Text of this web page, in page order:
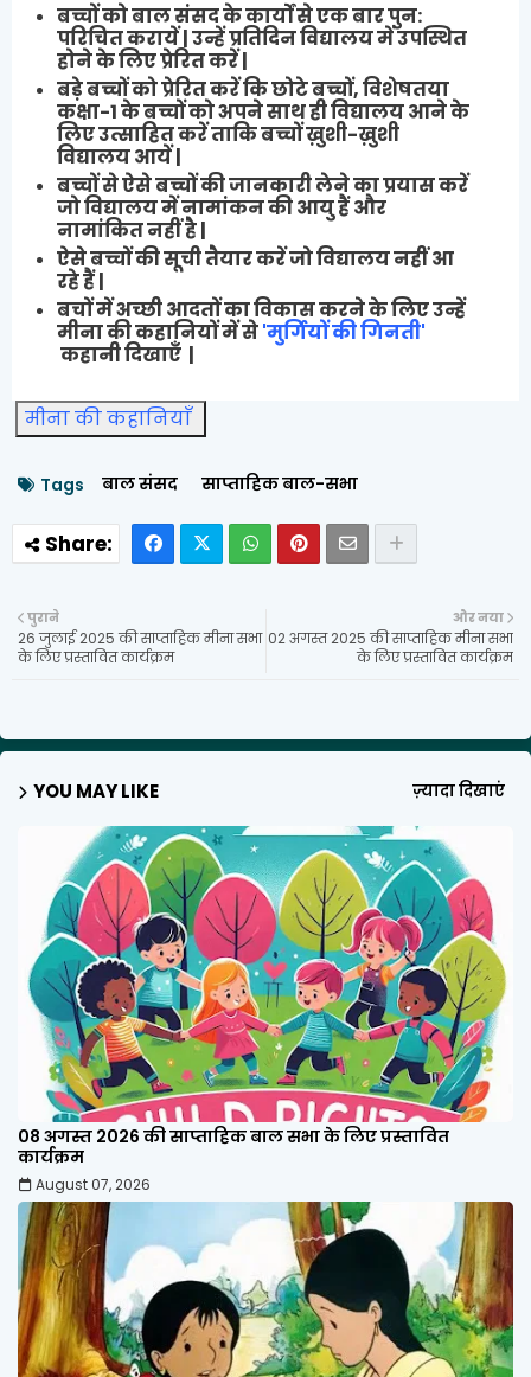
बच्चों को बाल संसद के कार्यों से एक बार पुन:
परिचित करायें | उन्हें प्रतिदिन विद्यालय में उपस्थित
होने के लिए प्रेरित करें |
बड़े बच्चों को प्रेरित करें कि छोटे बच्चों, विशेषतया
कक्षा-1 के बच्चों को अपने साथ ही विद्यालय आने के
लिए उत्साहित करें ताकि बच्चों ख़ुशी-ख़ुशी
विद्यालय आयें |
बच्चों से ऐसे बच्चों की जानकारी लेने का प्रयास करें
जो विद्यालय में नामांकन की आयु हैं और
नामांकित नहीं है |
ऐसे बच्चों की सूची तैयार करें जो विद्यालय नहीं आ
रहे हैं |
बचों में अच्छी आदतों का विकास करने के लिए उन्हें
मीना की कहानियों में से'मुर्गियों की गिनती'
कहानी दिखाएँ |
मीना की कहानियाँ
Tags बाल संसद साप्ताहिक बाल-सभा
और नया
02 अगस्त 2025 की साप्ताहिक मीना सभा
के लिए प्रस्तावित कार्यक्रम
पुराने
26 जुलाई 2025 की साप्ताहिक मीना सभा
के लिए प्रस्तावित कार्यक्रम
YOU MAY LIKE ज़्यादा दिखाएं
08 अगस्त 2026 की साप्ताहिक बाल सभा के लिए प्रस्तावित
कार्यक्रम
August 07, 2026